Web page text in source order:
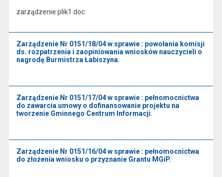
zarządzenie plik1.doc
Zarządzenie Nr 0151/18/04 w sprawie : powołania komisji
ds. rozpatrzenia i zaopiniowania wniosków nauczycieli o
nagrodę Burmistrza Łabiszyna.
Zarządzenie Nr 0151/17/04 w sprawie : pełnomocnictwa
do zawarcia umowy o dofinansowanie projektu na
tworzenie Gminnego Centrum Informacji.
Zarządzenie Nr 0151/16/04 w sprawie : pełnomocnictwa
do złożenia wniosku o przyznanie Grantu MGiP.